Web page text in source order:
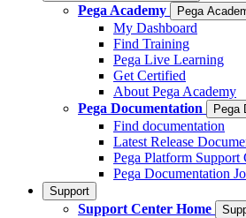
Pega Academy Pega
My Dashboard
Find Training
Pega Live Learning
Get Certified
About Pega Academy
Pega Documentation
Pega
Find documentation
Latest Release
Pega Platform Support
Pega Documentation
Support
Support Center Home